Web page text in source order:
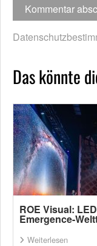
Das könnte
ROE Visual:
Emergence-
Weiterlesen